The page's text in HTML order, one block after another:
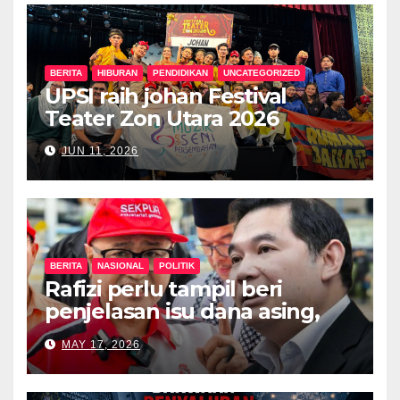
BERITA HIBURAN PENDIDIKAN UNCATEGORIZED
UPSI raih johan Festival
Teater Zon Utara 2026
JUN 11, 2026
BERITA NASIONAL POLITIK
Rafizi perlu tampil beri
penjelasan isu dana asing,
khianat negara
MAY 17, 2026